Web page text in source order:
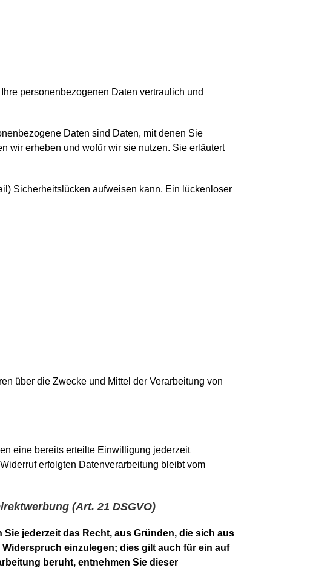
personenbezogenen Daten vertraulich und
Daten sind Daten, mit denen Sie
wir erheben und wofür wir sie nutzen. Sie erläutert
Sicherheitslücken aufweisen kann. Ein lückenloser
über die Zwecke und Mittel der Verarbeitung von
eine bereits erteilte Einwilligung jederzeit
erfolgten Datenverarbeitung bleibt vom
(Art. 21 DSGVO)
jederzeit das Recht, aus Gründen, die sich aus
einzulegen; dies gilt auch für ein auf
beruht, entnehmen Sie dieser